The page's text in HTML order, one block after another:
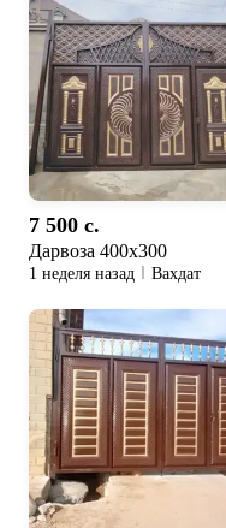
7 500 c.
Дарвоза 400х300
1 неделя назад Вахдат